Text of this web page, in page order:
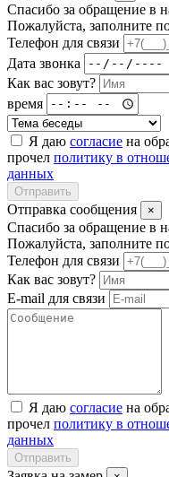
Спасибо за обращение в
Пожалуйста, заполните
Телефон для связи
Дата звонка
Как вас зовут?
время
Я даю согласие на
прочел политику в
данных
Отправить
Отправка сообщения ×
Спасибо за обращение в
Пожалуйста, заполните
Телефон для связи
Как вас зовут?
E-mail для связи
Я даю согласие на
прочел политику в
данных
Отправить